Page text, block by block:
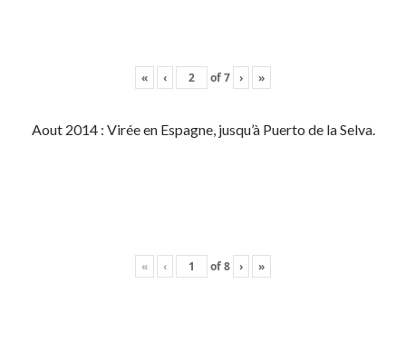
« ‹ of7 › »
Aout 2014 : Virée en Espagne, jusqu’à Puerto de la Selva.
« ‹ of8 › »